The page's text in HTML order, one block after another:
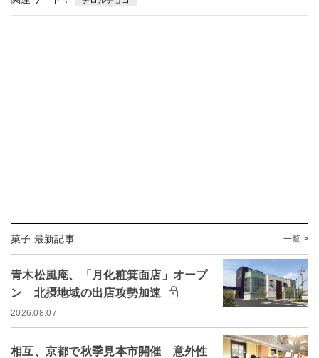
菓子 最新記事 一覧 >
青木松風庵、「月化粧箕面店」オープ
ン 北摂地域の出店攻勢加速
2026.08.07
相互、京都で秋季見本市開催 意外性